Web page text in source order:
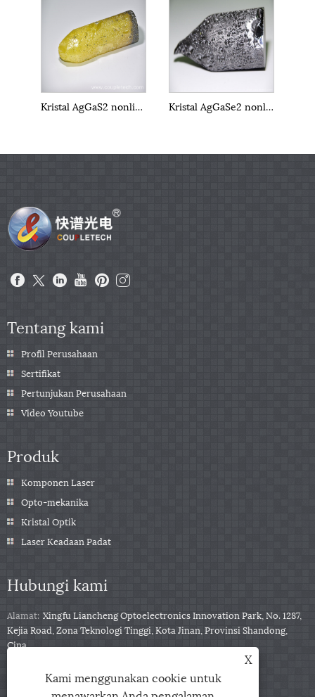
Kristal AgGaS2 nonlinier inframerah Kristal AgGaSe2 nonlinier inframerah
Tentang kami
Profil Perusahaan
Sertifikat
Pertunjukan Perusahaan
Video Youtube
Produk
Komponen Laser
Opto-mekanika
Kristal Optik
Laser Keadaan Padat
Hubungi kami
Alamat: Xingfu Liancheng Optoelectronics Innovation Park, No. 1287,
Kejia Road, Zona Teknologi Tinggi, Kota Jinan, Provinsi Shandong,
Cina
+86-13791139332
X
Kami menggunakan cookie untuk